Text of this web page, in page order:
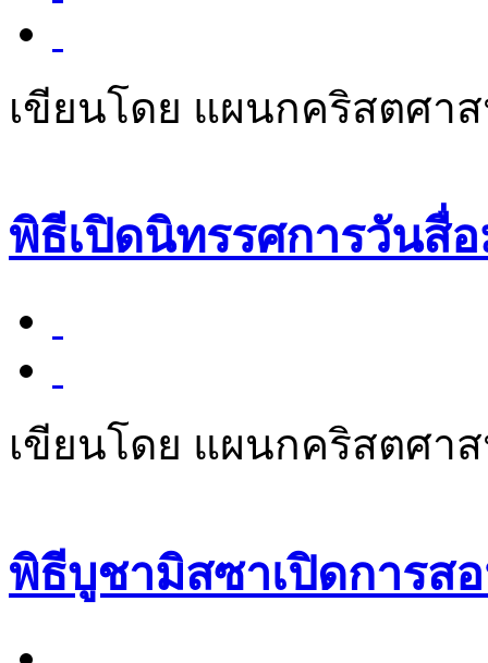
เขียนโดย แผนกคริสตศา
พิธีเปิดนิทรรศการวันสื่
เขียนโดย แผนกคริสตศา
พิธีบูชามิสซาเปิดการส